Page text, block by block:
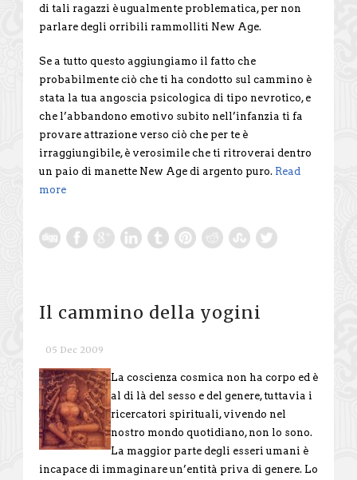
di tali ragazzi è ugualmente problematica, per non
parlare degli orribili rammolliti New Age.
Se a tutto questo aggiungiamo il fatto che
probabilmente ciò che ti ha condotto sul cammino è
stata la tua angoscia psicologica di tipo nevrotico, e
che l’abbandono emotivo subito nell’infanzia ti fa
provare attrazione verso ciò che per te è
irraggiungibile, è verosimile che ti ritroverai dentro
un paio di manette New Age di argento puro. Read
more
Il cammino della yogini
05 Dec 2009
La coscienza cosmica non ha corpo ed è
al di là del sesso e del genere, tuttavia i
ricercatori spirituali, vivendo nel
nostro mondo quotidiano, non lo sono.
La maggior parte degli esseri umani è
incapace di immaginare un’entità priva di genere. Lo